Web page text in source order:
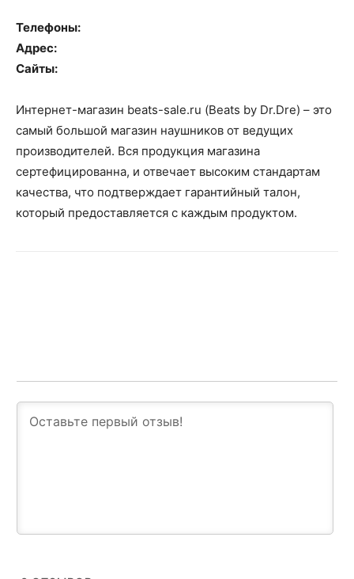
Телефоны:
Адрес:
Сайты:
Интернет-магазин beats-sale.ru (Вeats by Dr.Dre) – это
самый большой магазин наушников от ведущих
производителей. Вся продукция магазина
сертефицированна, и отвечает высоким стандартам
качества, что подтверждает гарантийный талон,
который предоставляется с каждым продуктом.